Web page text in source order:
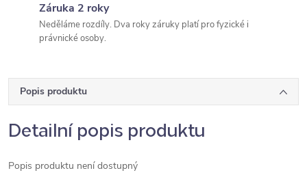
Záruka 2 roky
Neděláme rozdíly. Dva roky záruky platí pro fyzické i
právnické osoby.
Popis produktu
Detailní popis produktu
Popis produktu není dostupný